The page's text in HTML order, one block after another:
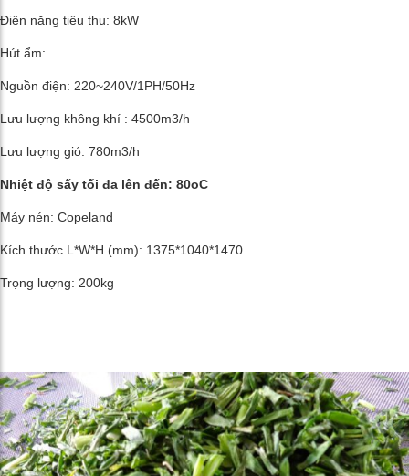
Điện năng tiêu thụ: 8kW
Hút ẩm:
Nguồn điện: 220~240V/1PH/50Hz
Lưu lượng không khí : 4500m3/h
Lưu lượng gió: 780m3/h
Nhiệt độ sấy tối đa lên đến: 80oC
Máy nén: Copeland
Kích thước L*W*H (mm): 1375*1040*1470
Trọng lượng: 200kg